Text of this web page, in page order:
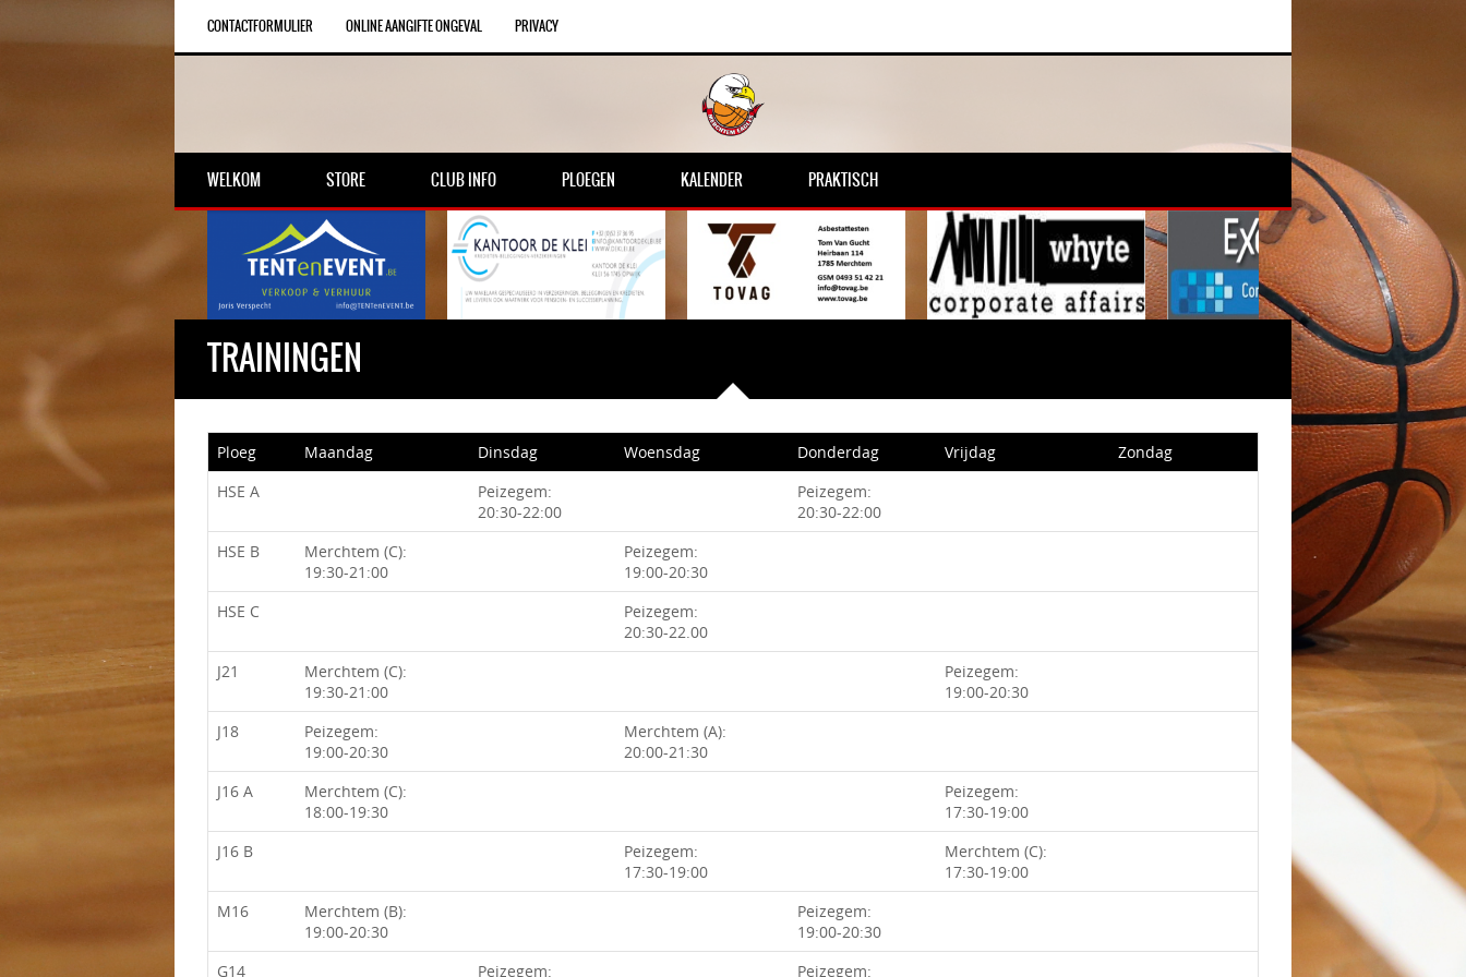
CONTACTFORMULIER ONLINE AANGIFTE ONGEVAL PRIVACY
WELKOM STORE CLUB INFO PLOEGEN KALENDER PRAKTISCH
TRAININGEN
Ploeg Maandag Dinsdag Woensdag Donderdag Vrijdag
Zondag
HSE A
Peizegem:
20:30-22:00
Peizegem:
20:30-22:00
HSE B
Merchtem (C):
19:30-21:00
Peizegem:
19:00-20:30
HSE C
Peizegem:
20:30-22.00
J21
Merchtem (C):
19:30-21:00
Peizegem:
19:00-20:30
J18
Peizegem:
19:00-20:30
Merchtem (A):
20:00-21:30
J16 A
Merchtem (C):
18:00-19:30
Peizegem:
17:30-19:00
J16 B
Peizegem:
17:30-19:00
Merchtem (C):
17:30-19:00
M16
Merchtem (B):
19:00-20:30
Peizegem:
19:00-20:30
G14
Peizegem: Peizegem: